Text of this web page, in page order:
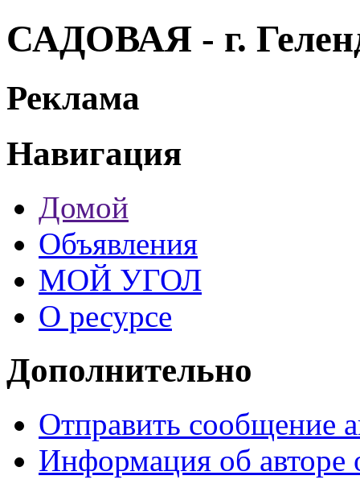
САДОВАЯ - г.
Реклама
Навигация
Домой
Объявления
МОЙ УГОЛ
О ресурсе
Дополнительно
Отправить сообщение
Информация об авторе